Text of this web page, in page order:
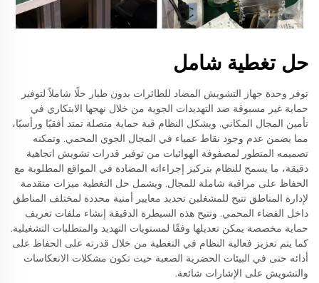
حل تغطية شامل
توفر وحدة جهاز التشويش المضاد للطائرات بدون طيار حلًا شاملاً لتوفير
حماية غير مسبوقة ضد التهديدات الجوية من خلال نهجها الابتكاري في
تأمين المجال المكاني. ويشكل النظام قبة حماية متصلة تمتد أفقيًا ورأسيًا،
مما يضمن عدم وجود نقاط عمياء في المجال الجوي المحمي. وتمكنه
تصميمه المتطور لمصفوفة الهوائيات من توفير قدرات تشويش اتجاهية
دقيقة، ما يسمح للنظام بتركيز إجراءاته المضادة في المواقع المطلوبة مع
الحفاظ على مراقبة شاملة للمجال. ويشمل حل التغطية ميزات متقدمة
لإدارة المناطق تتيح للمشغلين تحديد معايير أمنية محددة لمختلف المناطق
داخل الفضاء المحمي. وتتيح هذه السيطرة الدقيقة إنشاء ملفات تعريف
حماية مخصصة يمكن تعديلها وفقًا لمستويات التهديد والمتطلبات التشغيلية.
كما يتم تعزيز فعالية النظام في التغطية من خلال قدرته على الحفاظ على
أدائه حتى في البيئات الحضرية الصعبة حيث تكون مشكلات الانعكاسات
والتشويش على الإشارات شائعة.